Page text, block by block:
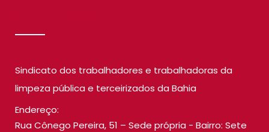
Sindicato dos trabalhadores e trabalhadoras da
limpeza pública e terceirizados da Bahia
Endereço:
Rua Cônego Pereira, 51 – Sede própria - Bairro: Sete